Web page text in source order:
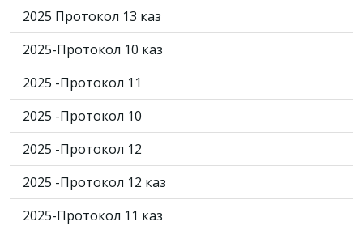
2025 Протокол 13 каз
2025-Протокол 10 каз
2025 -Протокол 11
2025 -Протокол 10
2025 -Протокол 12
2025 -Протокол 12 каз
2025-Протокол 11 каз